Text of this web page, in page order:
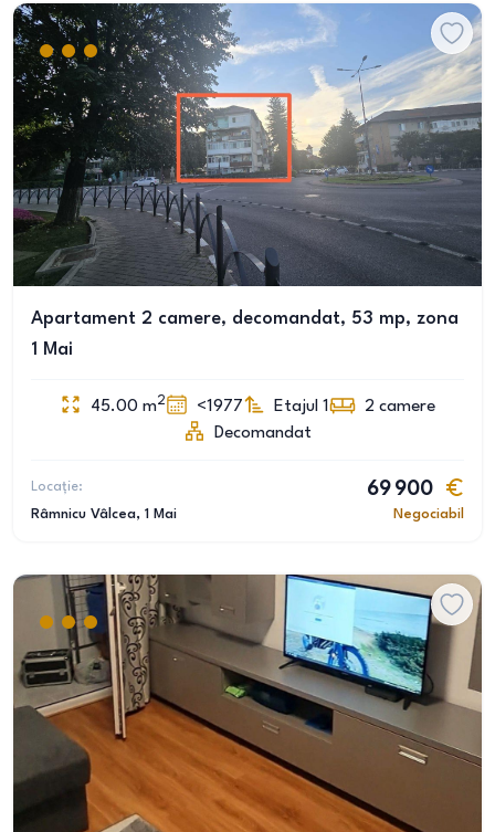
Apartament 2 camere, decomandat, 53 mp, zona
1 Mai
45.00 m2 <1977 Etajul 1 2 camere
Decomandat
Locație:
Râmnicu Vâlcea, 1 Mai
69 900
Negociabil